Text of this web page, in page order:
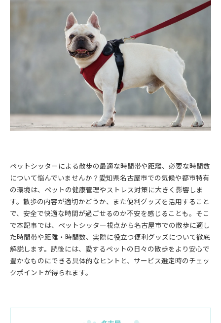
ペットシッターによる散歩の最適な時間帯や距離、必要な時間数
について悩んでいませんか？愛知県名古屋市での気候や都市特有
の環境は、ペットの健康管理やストレス対策に大きく影響しま
す。散歩の内容が適切かどうか、また便利グッズを活用すること
で、安全で快適な時間が過ごせるのか不安を感じることも。そこ
で本記事では、ペットシッター視点から名古屋市での散歩に適し
た時間帯や距離・時間数、実際に役立つ便利グッズについて徹底
解説します。読後には、愛するペットの日々の散歩をより安心で
豊かなものにできる具体的なヒントと、サービス選定時のチェッ
クポイントが得られます。